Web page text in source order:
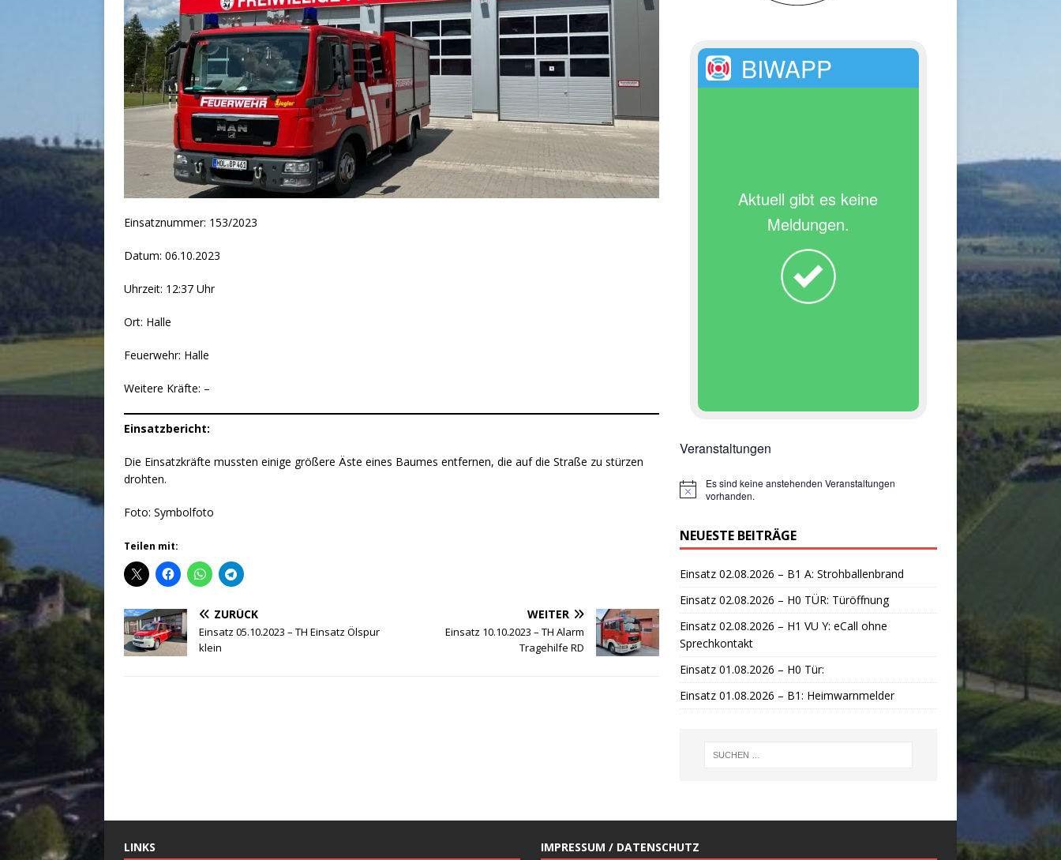
Einsatznummer: 153/2023
Datum: 06.10.2023
Uhrzeit: 12:37 Uhr
Ort: Halle
Feuerwehr: Halle
Weitere Kräfte: –
Einsatzbericht:
Die Einsatzkräfte mussten einige größere Äste eines Baumes entfernen, die auf die Straße zu stürzen
drohten.
Foto: Symbolfoto
Teilen mit:
ZURÜCK
Einsatz 05.10.2023 – TH Einsatz Ölspur
klein
WEITER
Einsatz 10.10.2023 – TH Alarm
Tragehilfe RD
BIWAPP
Aktuell gibt es keine
Meldungen.
Veranstaltungen
H
w
e
s
Es sind keine anstehenden Veranstaltungen
vorhanden.
NEUESTE BEITRÄGE
Einsatz 02.08.2026 – B1 A: Strohballenbrand
Einsatz 02.08.2026 – H0 TÜR: Türöffnung
Einsatz 02.08.2026 – H1 VU Y: eCall ohne
Sprechkontakt
Einsatz 01.08.2026 – H0 Tür:
Einsatz 01.08.2026 – B1: Heimwarnmelder
LINKS IMPRESSUM / DATENSCHUTZ